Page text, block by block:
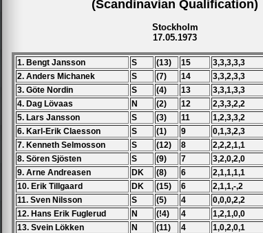
(Scandinavian Qualification)
Stockholm
17.05.1973
1. Bengt Jansson S (13) 15 3,3,3,3,3
2. Anders Michanek
S (7) 14 3,3,2,3,3
3. Göte Nordin
S (4) 13 3,3,1,3,3
4. Dag Lövaas N (2) 12 2,3,3,2,2
5. Lars Jansson
S (3) 11 1,2,3,3,2
6. Karl-Erik Claesson
S (1) 9 0,1,3,2,3
7. Kenneth Selmosson
S (12) 8 2,2,2,1,1
8. Sören Sjösten
S (9) 7 3,2,0,2,0
9. Arne Andreasen
DK (8) 6 2,1,1,1,1
10. Erik Tillgaard
DK (15) 6 2,1,1,-,2
11. Sven Nilsson
S (5) 4 0,0,0,2,2
12. Hans Erik Fuglerud
N (!4) 4 1,2,1,0,0
13. Svein Lökken
N (11) 4 1,0,2,0,1